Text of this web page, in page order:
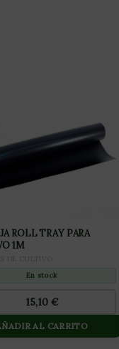
ROLL TRAY PARA
1M
En stock
15,10 €
AL CARRITO